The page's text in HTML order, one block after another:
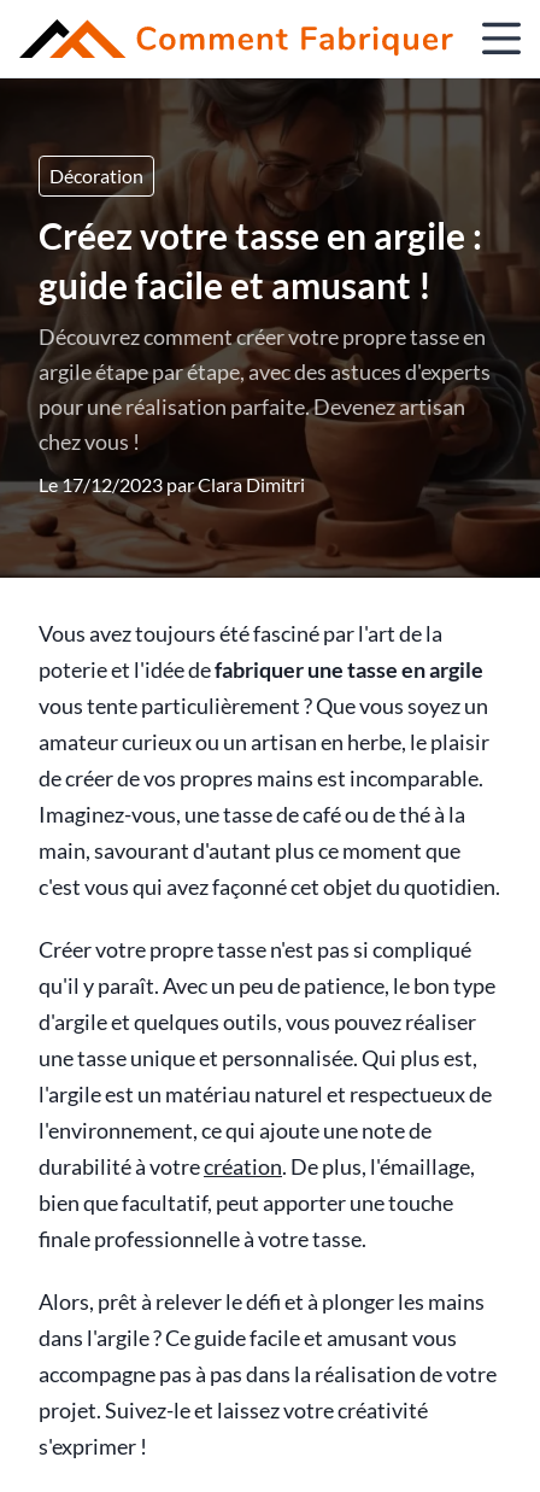
Décoration
Créez votre tasse en argile :
guide facile et amusant !
Découvrez comment créer votre propre tasse en
argile étape par étape, avec des astuces d'experts
pour une réalisation parfaite. Devenez artisan
chez vous !
Le 17/12/2023 parClara Dimitri
Vous avez toujours été fasciné par l'art de la
poterie et l'idée defabriquer une tasse en argile
vous tente particulièrement ? Que vous soyez un
amateur curieux ou un artisan en herbe, le plaisir
de créer de vos propres mains est incomparable.
Imaginez-vous, une tasse de café ou de thé à la
main, savourant d'autant plus ce moment que
c'est vous qui avez façonné cet objet du quotidien.
Créer votre propre tasse n'est pas si compliqué
qu'il y paraît. Avec un peu de patience, le bon type
d'argile et quelques outils, vous pouvez réaliser
une tasse unique et personnalisée. Qui plus est,
l'argile est un matériau naturel et respectueux de
l'environnement, ce qui ajoute une note de
durabilité à votrecréation. De plus, l'émaillage,
bien que facultatif, peut apporter une touche
finale professionnelle à votre tasse.
Alors, prêt à relever le défi et à plonger les mains
dans l'argile ? Ce guide facile et amusant vous
accompagne pas à pas dans la réalisation de votre
projet. Suivez-le et laissez votre créativité
s'exprimer !